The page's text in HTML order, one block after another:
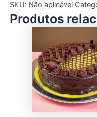
SKU: Não aplicável
Produtos